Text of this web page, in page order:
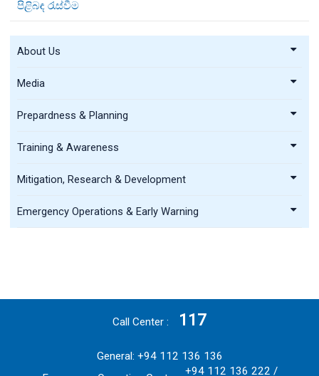
පිළිබඳ රැස්වීම
About Us
Media
Prepardness & Planning
Training & Awareness
Mitigation, Research & Development
Emergency Operations & Early Warning
Call Center 117
General: +94 112 136 136
+94 112 136 222 /